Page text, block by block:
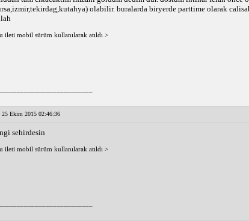
olabilir. buralarda biryerde parttime olarak
ileti mobil sürüm kullanılarak atıldı >
25 Ekim 2015 02:46:36
sehirdesin
ileti mobil sürüm kullanılarak atıldı >